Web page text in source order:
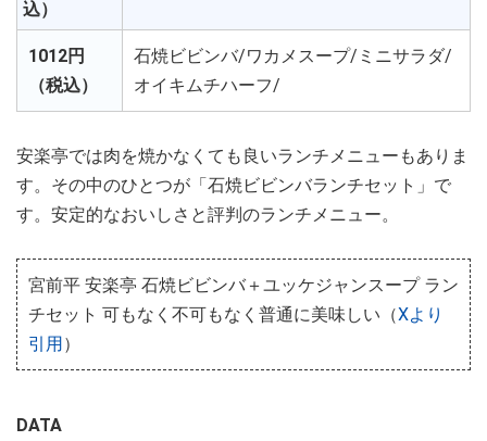
込）
1012円
（税込）
石焼ビビンバ/ワカメスープ/ミニサラダ/
オイキムチハーフ/
安楽亭では肉を焼かなくても良いランチメニューもありま
す。その中のひとつが「石焼ビビンバランチセット」で
す。安定的なおいしさと評判のランチメニュー。
宮前平 安楽亭 石焼ビビンバ＋ユッケジャンスープ ラン
チセット 可もなく不可もなく普通に美味しい（Xより
引用）
DATA